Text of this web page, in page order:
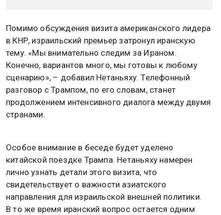
Помимо обсуждения визита американского лидера
в КНР, израильский премьер затронул иранскую
тему. «Мы внимательно следим за Ираном.
Конечно, вариантов много, мы готовы к любому
сценарию», – добавил Нетаньяху. Телефонный
разговор с Трампом, по его словам, станет
продолжением интенсивного диалога между двумя
странами.
Особое внимание в беседе будет уделено
китайской поездке Трампа. Нетаньяху намерен
лично узнать детали этого визита, что
свидетельствует о важности азиатского
направления для израильской внешней политики.
В то же время иранский вопрос остается одним